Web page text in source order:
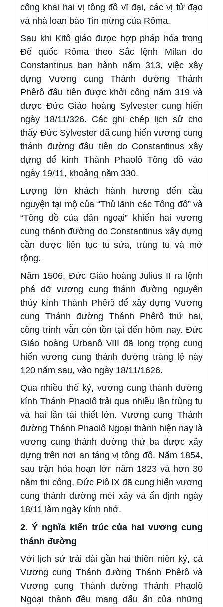
công khai hai vị tông đồ vĩ đại, các vị tử đạo
và nhà loan báo Tin mừng của Rôma.
Sau khi Kitô giáo được hợp pháp hóa trong
Đế quốc Rôma theo Sắc lệnh Milan do
Constantinus ban hành năm 313, việc xây
dựng Vương cung Thánh đường Thánh
Phêrô đầu tiên được khởi công năm 319 và
được Đức Giáo hoàng Sylvester cung hiến
ngày 18/11/326. Các ghi chép lịch sử cho
thấy Đức Sylvester đã cung hiến vương cung
thánh đường đầu tiên do Constantinus xây
dựng để kính Thánh Phaolô Tông đồ vào
ngày 19/11, khoảng năm 330.
Lượng lớn khách hành hương đến cầu
nguyện tại mộ của “Thủ lãnh các Tông đồ” và
“Tông đồ của dân ngoại” khiến hai vương
cung thánh đường do Constantinus xây dựng
cần được liên tục tu sửa, trùng tu và mở
rộng.
Năm 1506, Đức Giáo hoàng Julius II ra lệnh
phá dỡ vương cung thánh đường nguyên
thủy kính Thánh Phêrô để xây dựng Vương
cung Thánh đường Thánh Phêrô thứ hai,
công trình vẫn còn tồn tại đến hôm nay. Đức
Giáo hoàng Urbanô VIII đã long trọng cung
hiến vương cung thánh đường tráng lệ này
120 năm sau, vào ngày 18/11/1626.
Qua nhiều thế kỷ, vương cung thánh đường
kính Thánh Phaolô trải qua nhiều lần trùng tu
và hai lần tái thiết lớn. Vương cung Thánh
đường Thánh Phaolô Ngoại thành hiện nay là
vương cung thánh đường thứ ba được xây
dựng trên nơi an táng vị tông đồ. Năm 1854,
sau trận hỏa hoạn lớn năm 1823 và hơn 30
năm thi công, Đức Piô IX đã cung hiến vương
cung thánh đường mới xây và ấn định ngày
18/11 làm ngày kính nhớ.
2. Ý nghĩa kiến trúc của hai vương cung
thánh đường
Với lịch sử trải dài gần hai thiên niên kỷ, cả
Vương cung Thánh đường Thánh Phêrô và
Vương cung Thánh đường Thánh Phaolô
Ngoại thành đều mang dấu ấn của những